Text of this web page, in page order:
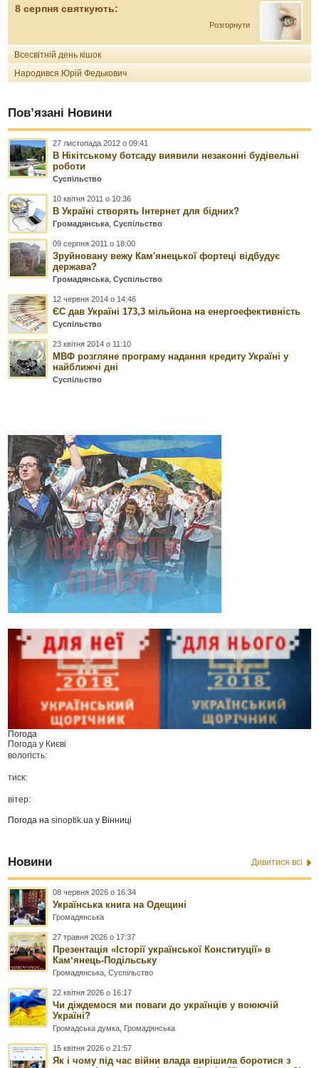
8 серпня святкують:
Розгорнути
Всесвітній день кішок
Народився Юрій Федькович
Пов’язані Новини
27 листопада 2012 о 09:41
В Нікітському ботсаду виявили незаконні будівельні
роботи
Суспільство
10 квітня 2011 о 10:36
В Україні створять Інтернет для бідних?
Громадянська ,Суспільство
09 серпня 2011 о 18:00
Зруйновану вежу Кам'янецької фортеці відбудує
держава?
Громадянська ,Суспільство
12 червня 2014 о 14:46
ЄС дав Україні 173,3 мільйона на енергоефективність
Суспільство
23 квітня 2014 о 11:10
МВФ розгляне програму надання кредиту Україні у
найближчі дні
Суспільство
Погода
Погода у Києві
вологість:
тиск:
вітер:
Погода наsinoptik.ua у Вінниці
Новини Дивитися всі
08 червня 2026 о 16:34
Українська книга на Одещині
Громадянська
27 травня 2026 о 17:37
Презентація «Історії української Конституції» в
Камʼянець-Подільську
Громадянська ,Суспільство
22 квітня 2026 о 16:17
Чи діждемося ми поваги до українців у воюючій
Україні?
Громадська думка Громадянська
15 квітня 2026 о 21:57
Як і чому під час війни влада вирішила боротися з